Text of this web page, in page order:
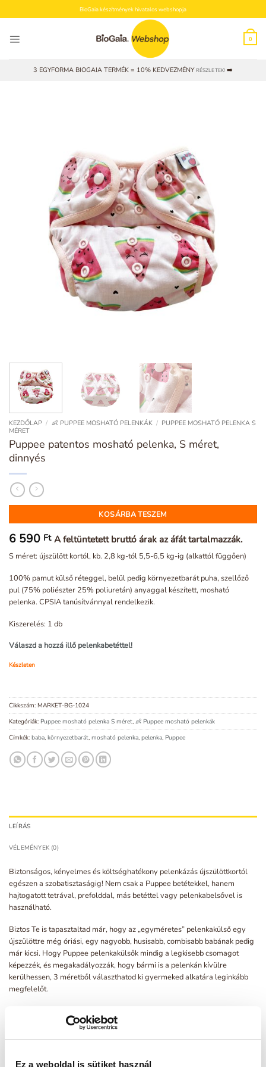
Ez a weboldal is sütiket használ
to
BioGaia készítmények hivatalos webshopja
0
3 EGYFORMA BIOGAIA TERMÉK = 10% KEDVEZMÉNYRÉSZLETEK! ➡️
KEZDŐLAP / 👶 PUPPEE MOSHATÓ PELENKÁK / PUPPEE MOSHATÓ PELENKA S
MÉRET
Puppee patentos mosható pelenka, S méret,
dinnyés
KOSÁRBA TESZEM
6 590 Ft A feltüntetett bruttó árak az áfát tartalmazzák.
S méret: újszülött kortól, kb. 2,8 kg-tól 5,5-6,5 kg-ig (alkattól függően)
100% pamut külső réteggel, belül pedig környezetbarát puha, szellőző
pul (75% poliészter 25% poliuretán) anyaggal készített, mosható
pelenka. CPSIA tanúsítvánnyal rendelkezik.
Kiszerelés: 1 db
Válaszd a hozzá illő pelenkabetéttel!
Készleten
Cikkszám: MARKET-BG-1024
Kategóriák: Puppee mosható pelenka S méret, 👶 Puppee mosható pelenkák
Címkék: baba, környezetbarát, mosható pelenka, pelenka, Puppee
LEÍRÁS
VÉLEMÉNYEK (0)
Biztonságos, kényelmes és költséghatékony pelenkázás újszülöttkortól
egészen a szobatisztaságig! Nem csak a Puppee betétekkel, hanem
hajtogatott tetrával, prefolddal, más betéttel vagy pelenkabelsővel is
használható.
Biztos Te is tapasztaltad már, hogy az „egyméretes” pelenkakülső egy
újszülöttre még óriási, egy nagyobb, husisabb, combisabb babának pedig
már kicsi. Hogy Puppee pelenkakülsők mindig a legkisebb csomagot
képezzék, és megakadályozzák, hogy bármi is a pelenkán kívülre
kerülhessen, 3 méretből választhatod ki gyermeked alkatára leginkább
megfelelőt.
M: kb. 5,5-6,5 kg-tól 10-12 kg-ig (alkattól függően)